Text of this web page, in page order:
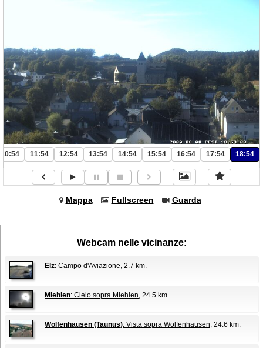
10:54 11:54 12:54 13:54 14:54 15:54 16:54 17:54 18:54
Mappa Fullscreen Guarda
Webcam nelle vicinanze:
Elz: Campo d'Aviazione, 2.7 km.
Miehlen: Cielo sopra Miehlen, 24.5 km.
Wolfenhausen (Taunus): Vista sopra Wolfenhausen, 24.6 km.